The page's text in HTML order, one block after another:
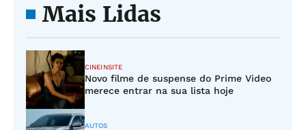
Mais Lidas
CINEINSITE
Novo filme de suspense do Prime Video
merece entrar na sua lista hoje
AUTOS